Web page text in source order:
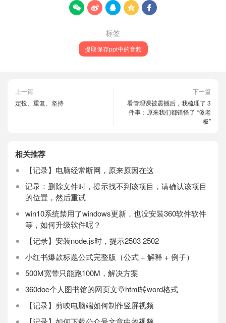
    
标签
提取保存ppt中的音频
上一篇
定投、重复、坚持
下一篇
看管理课被震撼后，我梳理了 3
件事：原来我们都错怪了 “傻老
板”
相关推荐
【记录】电脑经常断网，原来原因在这
记录：删除文件时，提示找不到该项目，请确认该项目
的位置，然后重试
win10系统禁用了windows更新，也没安装360软件软件
等，如何升级软件呢？
【记录】安装node.js时，提示2503 2502
小红书爆款标题公式完整版（公式 + 解释 + 例子）
500M宽带只能跑100M，解决方案
360doc个人图书馆的网页文章html转word格式
【记录】剪映电脑端如何制作竖屏视频